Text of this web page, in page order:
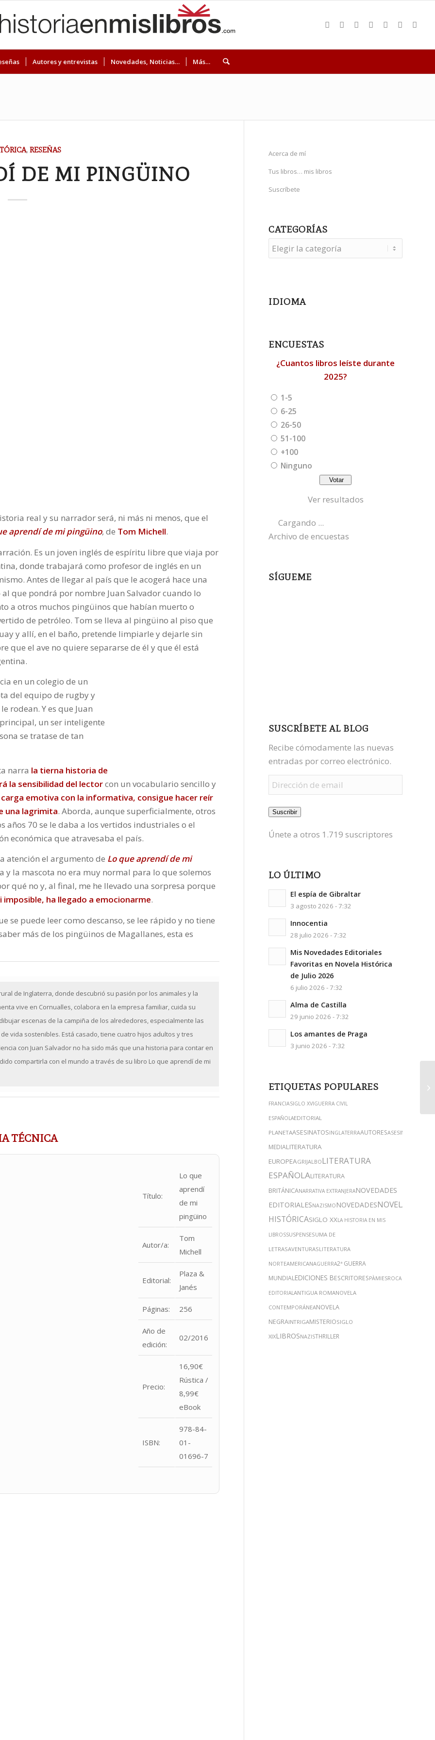
Autores y entrevistas Novedades, Noticias… Más…
, RESEÑAS
DE MI PINGÜINO
real y su narrador será, ni más ni menos, que el
aprendí de mi pingüino, de Tom Michell.
Es un joven inglés de espíritu libre que viaja por
donde trabajará como profesor de inglés en un
Antes de llegar al país que le acogerá hace una
que pondrá por nombre Juan Salvador cuando lo
a otros muchos pingüinos que habían muerto o
de petróleo. Tom se lleva al pingüino al piso que
y allí, en el baño, pretende limpiarle y dejarle sin
que el ave no quiere separarse de él y que él está
en un colegio de un
del equipo de rugby y
rodean. Y es que Juan
un ser inteligente
se tratase de tan
narra la tierna historia de
la sensibilidad del lectorcon un vocabulario sencillo y
emotiva con la informativa, consigue hacer reír
una lagrimita. Aborda, aunque superficialmente, otros
años 70 se le daba a los vertidos industriales o el
económica que atravesaba el país.
atención el argumento de Lo que aprendí de mi
la mascota no era muy normal para lo que solemos
qué no y, al final, me he llevado una sorpresa porque
imposible, ha llegado a emocionarme.
se puede leer como descanso, se lee rápido y no tiene
más de los pingüinos de Magallanes, esta es
de Inglaterra, donde descubrió su pasión por los animales y la
vive en Cornualles, colabora en la empresa familiar, cuida su
escenas de la campiña de los alrededores, especialmente las
vida sostenibles. Está casado, tiene cuatro hijos adultos y tres
con Juan Salvador no ha sido más que una historia para contar en
compartirla con el mundo a través de su libro Lo que aprendí de mi
TÉCNICA
Título:
Lo que
aprendí
de mi
pingüino
Autor/a:
Tom
Michell
Editorial:
Plaza &
Janés
Páginas: 256
Año de
edición:
02/2016
Precio:
16,90€
Rústica /
8,99€
eBook
ISBN:
978-84-
01-
01696-7
Acerca de mí
Tus libros… mis libros
Suscríbete
CATEGORÍAS
Categorías
IDIOMA
ENCUESTAS
¿Cuantos libros leíste durante
2025?
1-5
6-25
26-50
51-100
+100
Ninguno
Ver resultados
Cargando ...
Archivo de encuestas
SÍGUEME
SUSCRÍBETE AL BLOG
Recibe cómodamente las nuevas
entradas por correo electrónico.
Dirección
de
email
Suscribir
Únete a otros 1.719 suscriptores
LO ÚLTIMO
El espía de Gibraltar
3 agosto 2026 - 7:32
Innocentia
28 julio 2026 - 7:32
Mis Novedades Editoriales
Favoritas en Novela Histórica
de Julio 2026
6 julio 2026 - 7:32
Alma de Castilla
29 junio 2026 - 7:32
Los amantes de Praga
3 junio 2026 - 7:32
ETIQUETAS POPULARES
FRANCIASIGLO XVIGUERRA CIVIL
ESPAÑOLAEDITORIAL
PLANETAASESINATOSINGLATERRAAUTORESASESINATO
MEDIALITERATURA
EUROPEAGRIJALBOLITERATURA
ESPAÑOLALITERATURA
BRITÁNICANARRATIVA EXTRANJERANOVEDADES
EDITORIALESNAZISMO NOVEDADESNOVELA
HISTÓRICASIGLO XXLA HISTORIA EN MIS
LIBROSSUSPENSESUMA DE
LETRASAVENTURASLITERATURA
NORTEAMERICANAGUERRA2ª GUERRA
MUNDIALEDICIONES BESCRITORESPÀMIESROCA
EDITORIALANTIGUA ROMANOVELA
CONTEMPORÁNEANOVELA
NEGRAINTRIGAMISTERIOSIGLO
XIXLIBROSNAZISTHRILLER